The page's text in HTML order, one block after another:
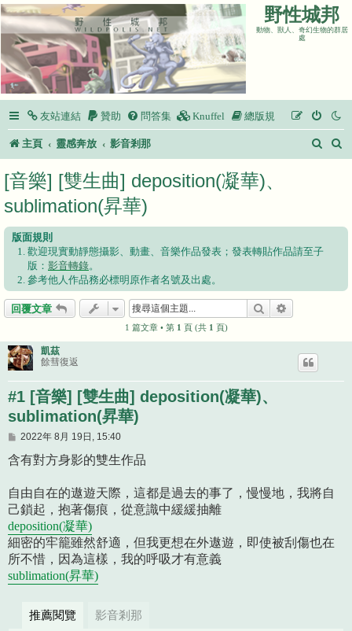
野性城邦
動物、獸人、奇幻生物的群居
處
友站連結 贊助 問答集 Knuffel 總版規
主頁 靈感奔放 影音剎那
搜
[音樂] [雙生曲] deposition(凝華)、
sublimation(昇華)
版面規則
歡迎現實動靜態攝影、動畫、音樂作品發表；發表轉貼作品請至子
版： 影音轉錄。
參考他人作品務必標明原作者名號及出處。
回覆文章 搜尋
1 篇文章 • 第 1 頁 (共 1 頁)
凱茲
餘彗復返
#1 [音樂] [雙生曲] deposition(凝華)、
sublimation(昇華)
文
2022年 8月 19日, 15:40
含有對方身影的雙生作品
自由自在的遨遊天際，這都是過去的事了，慢慢地，我將自
己鎖起，抱著傷痕，從意識中緩緩抽離
deposition(凝華)
細密的牢籠雖然舒適，但我更想在外遨遊，即使被刮傷也在
所不惜，因為這樣，我的呼吸才有意義
sublimation(昇華)
推薦閱覽 影音剎那